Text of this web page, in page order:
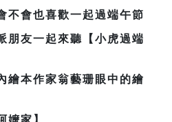
不會也喜歡一起過端午節
朋友一起來聽【小虎過端
繪本作家翁藝珊眼中的繪